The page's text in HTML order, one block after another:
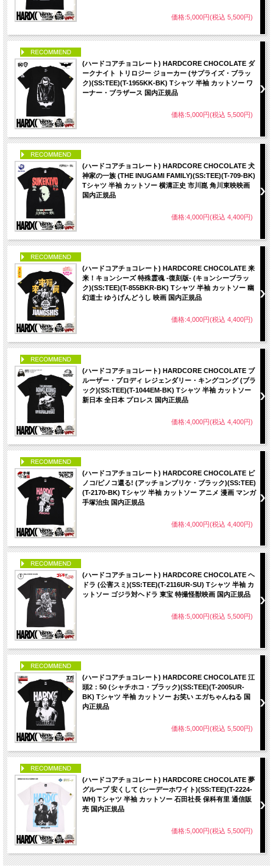
価格:5,000円(税込 5,500円)
(ハードコアチョコレート) HARDCORE CHOCOLATE ダ
ークナイト トリロジー ジョーカー (サプライズ・ブラッ
ク)(SS:TEE)(T-1955KK-BK) Tシャツ 半袖 カットソー ワ
ーナー・ブラザース 国内正規品
価格:5,000円(税込 5,500円)
(ハードコアチョコレート) HARDCORE CHOCOLATE 犬
神家の一族 (THE INUGAMI FAMILY)(SS:TEE)(T-709-BK)
Tシャツ 半袖 カットソー 横溝正史 市川崑 角川東映映画
国内正規品
価格:4,000円(税込 4,400円)
(ハードコアチョコレート) HARDCORE CHOCOLATE 来
来！キョンシーズ 特殊霊魂 -復刻版- (キョンシーブラッ
ク)(SS:TEE)(T-855BKR-BK) Tシャツ 半袖 カットソー 幽
幻道士 ゆうげんどうし 映画 国内正規品
価格:4,000円(税込 4,400円)
(ハードコアチョコレート) HARDCORE CHOCOLATE ブ
ルーザー・ブロディ レジェンダリー・キングコング (ブラ
ック)(SS:TEE)(T-1044EM-BK) Tシャツ 半袖 カットソー
新日本 全日本 プロレス 国内正規品
価格:4,000円(税込 4,400円)
(ハードコアチョコレート) HARDCORE CHOCOLATE ピ
ノコ/ピノコ還る! (アッチョンブリケ・ブラック)(SS:TEE)
(T-2170-BK) Tシャツ 半袖 カットソー アニメ 漫画 マンガ
手塚治虫 国内正規品
価格:4,000円(税込 4,400円)
(ハードコアチョコレート) HARDCORE CHOCOLATE ヘ
ドラ (公害スミ)(SS:TEE)(T-2116UR-SU) Tシャツ 半袖 カ
ットソー ゴジラ対ヘドラ 東宝 特撮怪獣映画 国内正規品
価格:5,000円(税込 5,500円)
(ハードコアチョコレート) HARDCORE CHOCOLATE 江
頭2：50 (シャチホコ・ブラック)(SS:TEE)(T-2005UR-
BK) Tシャツ 半袖 カットソー お笑い エガちゃんねる 国
内正規品
価格:5,000円(税込 5,500円)
(ハードコアチョコレート) HARDCORE CHOCOLATE 夢
グループ 安くして (シーデーホワイト)(SS:TEE)(T-2224-
WH) Tシャツ 半袖 カットソー 石田社長 保科有里 通信販
売 国内正規品
価格:5,000円(税込 5,500円)